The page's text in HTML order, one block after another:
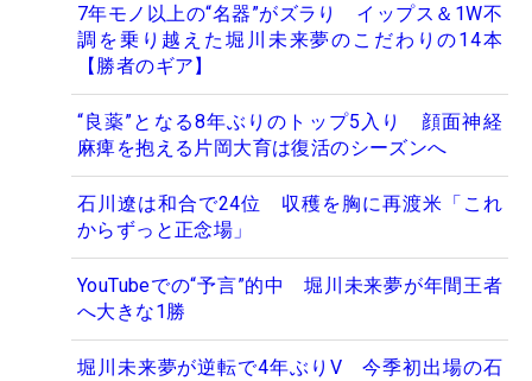
7年モノ以上の“名器”がズラり イップス＆1W不
調を乗り越えた堀川未来夢のこだわりの14本
【勝者のギア】
“良薬”となる8年ぶりのトップ5入り 顔面神経
麻痺を抱える片岡大育は復活のシーズンへ
石川遼は和合で24位 収穫を胸に再渡米「これ
からずっと正念場」
YouTubeでの“予言”的中 堀川未来夢が年間王者
へ大きな1勝
堀川未来夢が逆転で4年ぶりV 今季初出場の石